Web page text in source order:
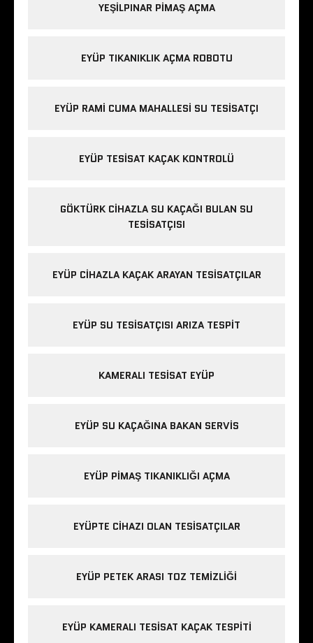
YEŞILPINAR PIMAŞ AÇMA
EYÜP TIKANIKLIK AÇMA ROBOTU
EYÜP RAMI CUMA MAHALLESI SU TESISATÇI
EYÜP TESISAT KAÇAK KONTROLÜ
GÖKTÜRK CIHAZLA SU KAÇAĞI BULAN SU
TESISATÇISI
EYÜP CIHAZLA KAÇAK ARAYAN TESISATÇILAR
EYÜP SU TESISATÇISI ARIZA TESPIT
KAMERALI TESISAT EYÜP
EYÜP SU KAÇAĞINA BAKAN SERVIS
EYÜP PIMAŞ TIKANIKLIĞI AÇMA
EYÜPTE CIHAZI OLAN TESISATÇILAR
EYÜP PETEK ARASI TOZ TEMIZLIĞI
EYÜP KAMERALI TESISAT KAÇAK TESPITI